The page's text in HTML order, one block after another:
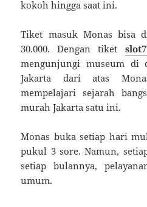
kokoh hingga saat ini.
Tiket masuk Monas bisa
30.000. Dengan tiket
mengunjungi museum di
Jakarta dari atas
mempelajari sejarah
murah Jakarta satu ini.
Monas buka setiap hari
pukul 3 sore. Namun,
setiap bulannya,
umum.